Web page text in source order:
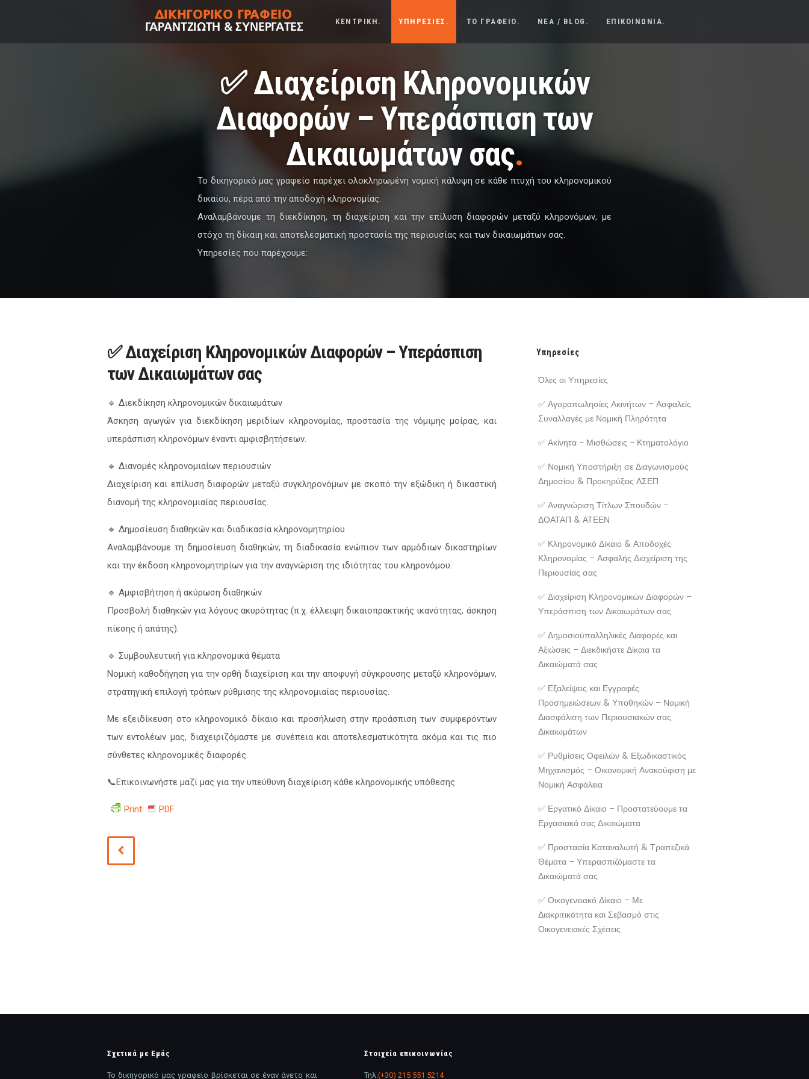
ΚΕΝΤΡΙΚΗ. ΥΠΗΡΕΣΙΕΣ. ΤΟ ΓΡΑΦΕΙΟ. ΝΕΑ / BLOG. ΕΠΙΚΟΙΝΩΝΙΑ.
✅ Διαχείριση Κληρονομικών
Διαφορών – Υπεράσπιση των
Δικαιωμάτων σας.
Το δικηγορικό μας γραφείο παρέχει ολοκληρωμένη νομική κάλυψη σε κάθε πτυχή του κληρονομικού
δικαίου, πέρα από την αποδοχή κληρονομίας.
Αναλαμβάνουμε τη διεκδίκηση, τη διαχείριση και την επίλυση διαφορών μεταξύ κληρονόμων, με
στόχο τη δίκαιη και αποτελεσματική προστασία της περιουσίας και των δικαιωμάτων σας.
Υπηρεσίες που παρέχουμε:
✅ Διαχείριση Κληρονομικών Διαφορών – Υπεράσπιση
των Δικαιωμάτων σας
🔹 Διεκδίκηση κληρονομικών δικαιωμάτων
Άσκηση αγωγών για διεκδίκηση μεριδίων κληρονομίας, προστασία της νόμιμης μοίρας, και
υπεράσπιση κληρονόμων έναντι αμφισβητήσεων.
🔹 Διανομές κληρονομιαίων περιουσιών
Διαχείριση και επίλυση διαφορών μεταξύ συγκληρονόμων με σκοπό την εξώδικη ή δικαστική
διανομή της κληρονομιαίας περιουσίας.
🔹 Δημοσίευση διαθηκών και διαδικασία κληρονομητηρίου
Αναλαμβάνουμε τη δημοσίευση διαθηκών, τη διαδικασία ενώπιον των αρμόδιων δικαστηρίων
και την έκδοση κληρονομητηρίων για την αναγνώριση της ιδιότητας του κληρονόμου.
🔹 Αμφισβήτηση ή ακύρωση διαθηκών
Προσβολή διαθηκών για λόγους ακυρότητας (π.χ. έλλειψη δικαιοπρακτικής ικανότητας, άσκηση
πίεσης ή απάτης).
🔹 Συμβουλευτική για κληρονομικά θέματα
Νομική καθοδήγηση για την ορθή διαχείριση και την αποφυγή σύγκρουσης μεταξύ κληρονόμων,
στρατηγική επιλογή τρόπων ρύθμισης της κληρονομιαίας περιουσίας.
Με εξειδίκευση στο κληρονομικό δίκαιο και προσήλωση στην προάσπιση των συμφερόντων
των εντολέων μας, διαχειριζόμαστε με συνέπεια και αποτελεσματικότητα ακόμα και τις πιο
σύνθετες κληρονομικές διαφορές.
📞Επικοινωνήστε μαζί μας για την υπεύθυνη διαχείριση κάθε κληρονομικής υπόθεσης.
Print PDF
Υπηρεσίες
Όλες οι Υπηρεσίες
✅ Αγοραπωλησίες Ακινήτων – Ασφαλείς
Συναλλαγές με Νομική Πληρότητα
✅ Ακίνητα - Μισθώσεις - Κτηματολόγιο
✅ Νομική Υποστήριξη σε Διαγωνισμούς
Δημοσίου & Προκηρύξεις ΑΣΕΠ
✅ Αναγνώριση Τίτλων Σπουδών –
ΔΟΑΤΑΠ & ΑΤΕΕΝ
✅ Κληρονομικό Δίκαιο & Αποδοχές
Κληρονομίας – Ασφαλής Διαχείριση της
Περιουσίας σας
✅ Διαχείριση Κληρονομικών Διαφορών –
Υπεράσπιση των Δικαιωμάτων σας
✅ Δημοσιοϋπαλληλικές Διαφορές και
Αξιώσεις – Διεκδικήστε Δίκαια τα
Δικαιώματά σας
✅ Εξαλείψεις και Εγγραφές
Προσημειώσεων & Υποθηκών – Νομική
Διασφάλιση των Περιουσιακών σας
Δικαιωμάτων
✅ Ρυθμίσεις Οφειλών & Εξωδικαστικός
Μηχανισμός – Οικονομική Ανακούφιση με
Νομική Ασφάλεια
✅ Εργατικό Δίκαιο – Προστατεύουμε τα
Εργασιακά σας Δικαιώματα
✅ Προστασία Καταναλωτή & Τραπεζικά
Θέματα – Υπερασπιζόμαστε τα
Δικαιώματά σας
✅ Οικογενειακό Δίκαιο – Με
Διακριτικότητα και Σεβασμό στις
Οικογενειακές Σχέσεις
Σχετικά με Εμάς
Το δικηγορικό μας γραφείο βρίσκεται σε έναν άνετο και
Στοιχεία επικοινωνίας
Τηλ:(+30) 215 551 5214